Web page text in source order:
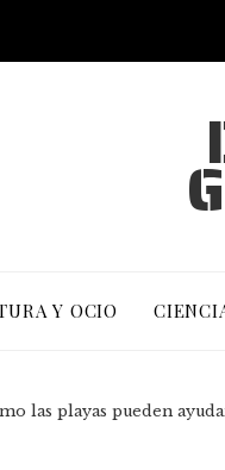
Y OCIO
las playas pueden